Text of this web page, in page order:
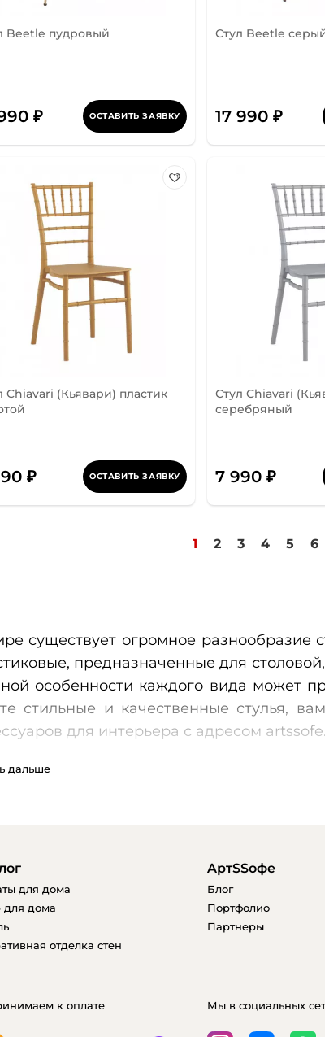
Beetle пудровый
₽ ОСТАВИТЬ ЗАЯВКУ
Стул Beetle
17 990 ₽
Chiavari (Кьявари) пластик
₽ ОСТАВИТЬ ЗАЯВКУ
Стул Chiavari
серебряный
7 990 ₽
1 2 3 4 5 6
существует огромное разнообразие
предназначенные для
особенности каждого вида может
стильные и качественные стулья,
для интерьера с адресом
магазин предлагает
и материалу изготовления. У нас
с любым интерьером.
дизайнерских тенденций и
дальше
для дома
для дома
отделка стен
AртSSофе
Блог
Портфолио
Партнеры
к оплате Мы в социальных